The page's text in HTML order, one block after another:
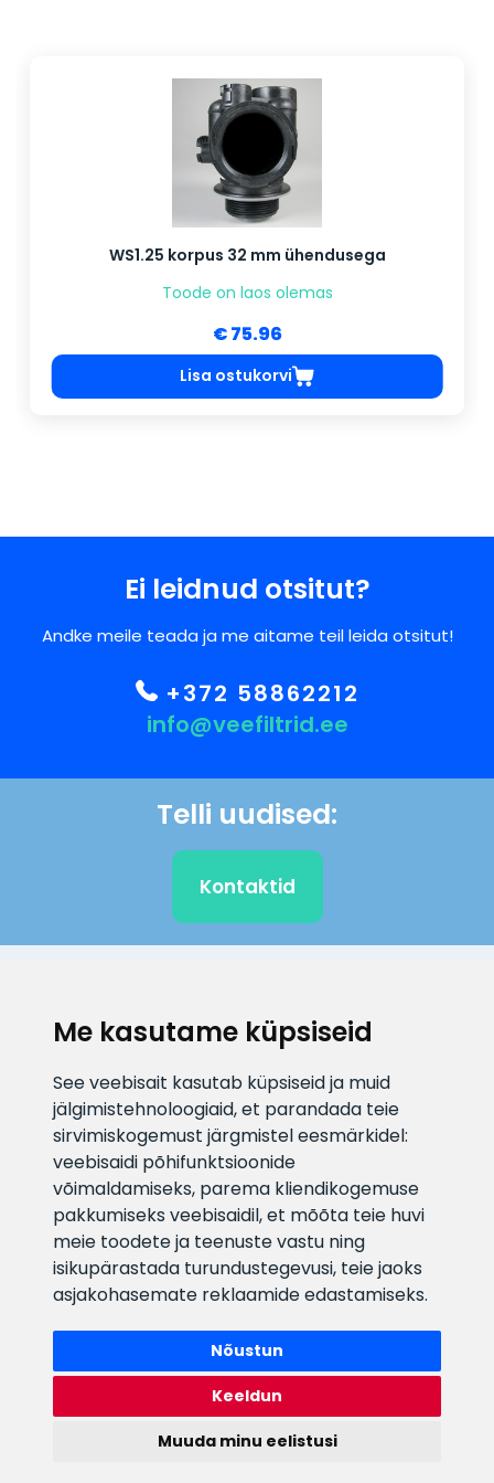
Me kasutame küpsiseid
See veebisait kasutab küpsiseid ja muid
jälgimistehnoloogiaid, et parandada teie
sirvimiskogemust järgmistel eesmärkidel:
veebisaidi põhifunktsioonide
võimaldamiseks, parema kliendikogemuse
pakkumiseks veebisaidil,et mõõta teie huvi
meie toodete ja teenuste vastu ning
isikupärastada turundustegevusi, teie jaoks
asjakohasemate reklaamide edastamiseks.
Nõustun
Keeldun
Muuda minu eelistusi
WS1.25 korpus 32 mm ühendusega
Toode on laos olemas
€ 75.96
Lisa ostukorvi
Ei leidnud otsitut?
Andke meile teada ja me aitame teil leida otsitut!
+372 58862212
info@veefiltrid.ee
Telli uudised:
Kontaktid
info@veefiltrid.ee
Infotelefon
+372 58862212
Vaata tööaegu
Reti tee 11, Peetri, 75312 Harju
maakond, Estonia
Watex Shop © 2026. Kõik õigused kaitstud